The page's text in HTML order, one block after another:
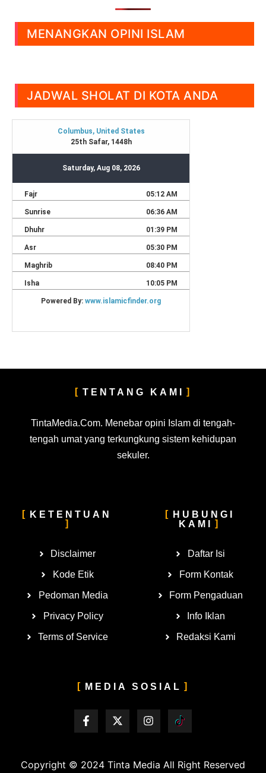
MENANGKAN OPINI ISLAM
JADWAL SHOLAT DI KOTA ANDA
TENTANG KAMI
TintaMedia.Com. Menebar opini Islam di tengah-
tengah umat yang terkungkung sistem kehidupan
sekuler.
KETENTUAN
Disclaimer
Kode Etik
Pedoman Media
Privacy Policy
Terms of Service
HUBUNGI
KAMI
Daftar Isi
Form Kontak
Form Pengaduan
Info Iklan
Redaksi Kami
MEDIA SOSIAL
Copyright © 2024 Tinta Media All Right Reserved